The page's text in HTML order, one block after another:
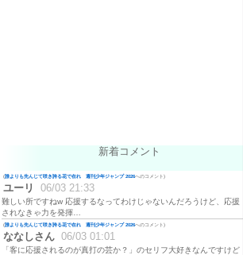
新着コメント
(誰よりも先んじて咲き誇る花で在れ 週刊少年ジャンプ 2026へのコメント)
ユーリ 06/03 21:33
難しい所ですねw 応援するなってわけじゃないんだろうけど、応援
されなきゃ力を発揮…
(誰よりも先んじて咲き誇る花で在れ 週刊少年ジャンプ 2026へのコメント)
ななしさん 06/03 01:01
「客に応援されるのが真打の芸か？」のセリフ大好きなんですけど